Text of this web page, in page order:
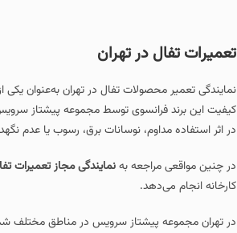
تعمیرات تفال در تهران
نمایندگی تعمیر محصولات تفال در تهران به‌عنوان یکی
کیفیت این برند فرانسوی توسط مجموعه پیشتاز
در اثر استفاده مداوم، نوسانات برق، رسوب یا عدم
در چنین مواقعی مراجعه بهنمایندگی مجاز تعمیرات
کارخانه انجام می‌دهد.
در تهران مجموعه پیشتاز سرویس در مناطق مختلف